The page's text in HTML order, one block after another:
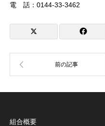
電 話：0144-33-3462
組合概要